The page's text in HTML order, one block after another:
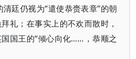
廷仍视为“遣使恭赍表章”的朝
礼；在事实上的不欢而散时，
国国王的“倾心向化……，恭顺之